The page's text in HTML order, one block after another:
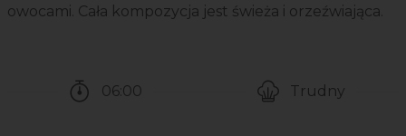
owocami. Cała kompozycja jest świeża i orzeźwiająca.
06:00
Trudny